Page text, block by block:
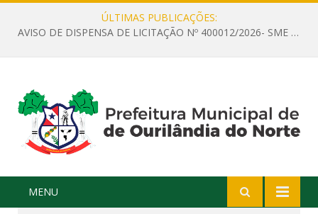
ÚLTIMAS PUBLICAÇÕES:
AVISO DE DISPENSA DE LICITAÇÃO Nº 400012/2026- SME – CONTRATAÇÃO DE EMPRESA ESPECIALIZADA PARA LOCAÇÃO DE ÔNIBUS EXECUTIVO COM CAPACIDADE DE 60 (SESSENTA) POLTRONAS, PARA TRANSPORTAR PROFESSORES RESPONSÁVEIS E ALUNOS PARA BRASÍLIA, COM SAÍDA DIA 10/08/2026 E RETORNO DIA 14/08/2026
MENU